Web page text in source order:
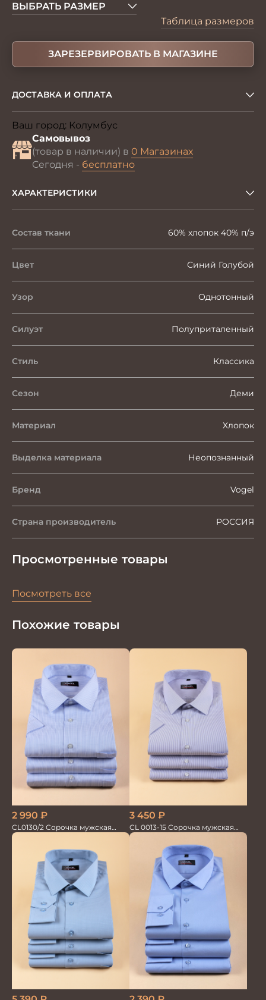
ВЫБРАТЬ РАЗМЕР
Таблица размеров
ЗАРЕЗЕРВИРОВАТЬ В МАГАЗИНЕ
ДОСТАВКА И ОПЛАТА
Ваш город: Колумбус
Самовывоз
(товар в наличии) в 0 Магазинах
Сегодня - бесплатно
ХАРАКТЕРИСТИКИ
Состав ткани 60% хлопок 40% п/э
Цвет Синий Голубой
Узор Однотонный
Силуэт Полуприталенный
Стиль Классика
Сезон Деми
Материал Хлопок
Выделка материала Неопознанный
Бренд Vogel
Страна производитель РОССИЯ
Просмотренные товары
Посмотреть все
Похожие товары
2 990 ₽
CL0130/2 Сорочка мужская
кор.рукав
3 450 ₽
CL 0013-15 Сорочка мужская
короткий рукав